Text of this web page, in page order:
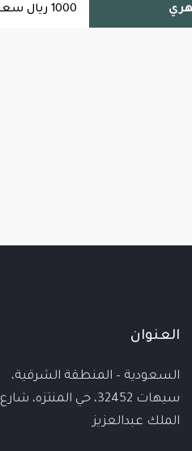
1000 ريال سعودي
العنوان
السعودية – المنطقة الشرقية،
سيهات 32452، حي المنتزه، شارع
الملك عبدالعزيز